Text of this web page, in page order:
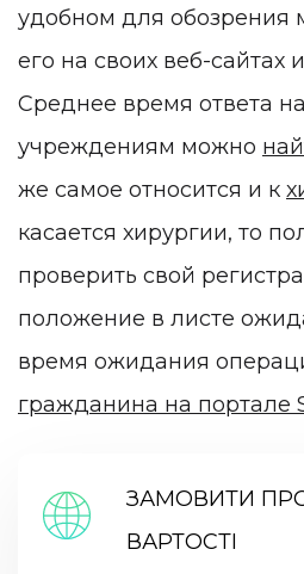
удобном для обозрения
его на своих веб-сайтах
Среднее время ответа
учреждениям можно
же самое относится и к
касается хирургии, то
проверить свой
положение в листе
время ожидания
гражданина на портале
ЗАМОВИТИ
ВАРТОСТІ